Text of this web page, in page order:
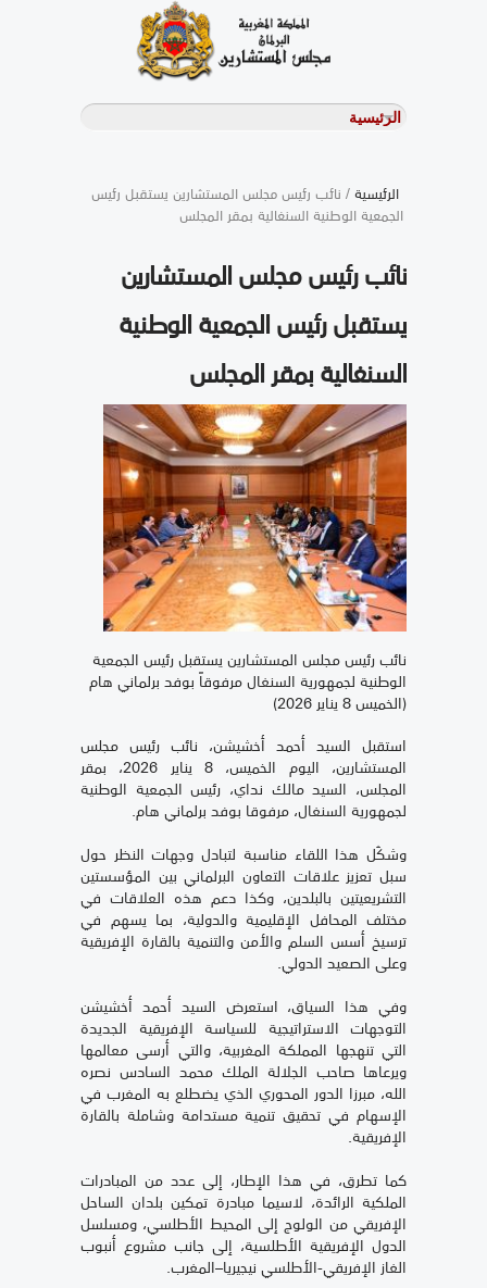
الرئيسية/ نائب رئيس مجلس المستشارين يستقبل رئيس
الجمعية الوطنية السنغالية بمقر المجلس
نائب رئيس مجلس المستشارين
يستقبل رئيس الجمعية الوطنية
السنغالية بمقر المجلس
نائب رئيس مجلس المستشارين يستقبل رئيس الجمعية
الوطنية لجمهورية السنغال مرفوقاً بوفد برلماني هام
(الخميس 8 يناير 2026)
استقبل السيد أحمد أخشيشن، نائب رئيس مجلس
المستشارين، اليوم الخميس، 8 يناير 2026، بمقر
المجلس، السيد مالك نداي، رئيس الجمعية الوطنية
لجمهورية السنغال، مرفوقا بوفد برلماني هام.
وشكّل هذا اللقاء مناسبة لتبادل وجهات النظر حول
سبل تعزيز علاقات التعاون البرلماني بين المؤسستين
التشريعيتين بالبلدين، وكذا دعم هذه العلاقات في
مختلف المحافل الإقليمية والدولية، بما يسهم في
ترسيخ أسس السلم والأمن والتنمية بالقارة الإفريقية
وعلى الصعيد الدولي.
وفي هذا السياق، استعرض السيد أحمد أخشيشن
التوجهات الاستراتيجية للسياسة الإفريقية الجديدة
التي تنهجها المملكة المغربية، والتي أرسى معالمها
ويرعاها صاحب الجلالة الملك محمد السادس نصره
الله، مبرزا الدور المحوري الذي يضطلع به المغرب في
الإسهام في تحقيق تنمية مستدامة وشاملة بالقارة
الإفريقية.
كما تطرق، في هذا الإطار، إلى عدد من المبادرات
الملكية الرائدة، لاسيما مبادرة تمكين بلدان الساحل
الإفريقي من الولوج إلى المحيط الأطلسي، ومسلسل
الدول الإفريقية الأطلسية، إلى جانب مشروع أنبوب
الغاز الإفريقي-الأطلسي نيجيريا–المغرب.